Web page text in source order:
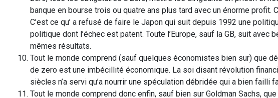
banque en bourse trois ou quatre ans plus tard avec un énorme profit.
C’est ce qu’ a refusé de faire le Japon qui suit depuis 1992 une
politique dont l’échec est patent. Toute l’Europe, sauf la GB, suit
mêmes résultats.
Tout le monde comprend (sauf quelques économistes bien sur) que
de zero est une imbécillité économique. La soi disant révolution
siècles n’a servi qu’a nourrir une spéculation débridée qui a bien
Tout le monde comprend donc enfin, sauf bien sur Goldman Sachs,